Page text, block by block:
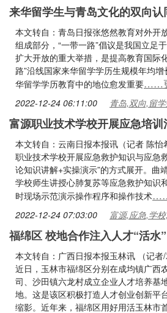
来华留学生与青岛文化的双向认
本文转自：青岛日报张悠然教育对外开
组成部分，“一带一路”倡议是我国立足
扩大开放的重大举措，是提高教育国际
路”沿线国家来华留学学历生规模年均
华留学学历教育中的地位愈发重要……
2022-12-24 06:11:00 青岛,双向,留
富源职业技术学校开展应急培训
本文转自：云南日报本报讯（记者 陈
职业技术学校开展应急救护知识与应急
论知识讲解+实操演示”的方式展开。曲
学校师生讲授心肺复苏等应急救护知识
时现场示范演示操作程序和操作技术
2022-12-24 07:03:00 富源,应急,学
福绵区 校地合作注入人才“活水”
本文转自：广西日报本报玉林讯 （记者/
近日，玉林市福绵区分别在成均镇广西
司、沙田镇六龙村成立企业人才培养基
地。这是该区积极打造人才创业创新平
缩影。近年来，福绵区用好用活玉林市